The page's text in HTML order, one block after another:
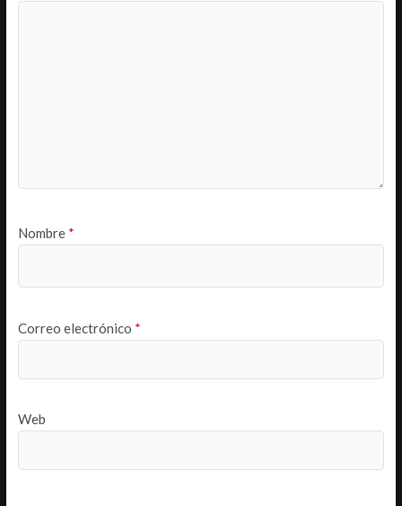
Nombre *
Correo electrónico *
Web